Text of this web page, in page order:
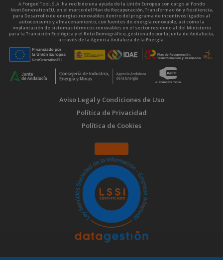
A Forged Tool, S.A. ha recibido una ayuda de la Unión Europea con cargo al Fondo
NextGenerationEU, en el marco del Plan de Recuperación, Transformación y Resiliencia,
para Desarrollo de energías renovables dentro del programa de incentivos ligados al
autoconsumo y almacenamiento, con fuentes de energía renovable, así como la
implantación de sistemas térmicos renovables en el sector residencial del Ministerio
para la Transición Ecológica y el Reto Demográfico, gestionado por la Junta de Andalucía,
a través de la Agencia Andaluza de la Energía.
Aviso Legal y Condiciones de Uso
Política de Privacidad
Política de Cookies